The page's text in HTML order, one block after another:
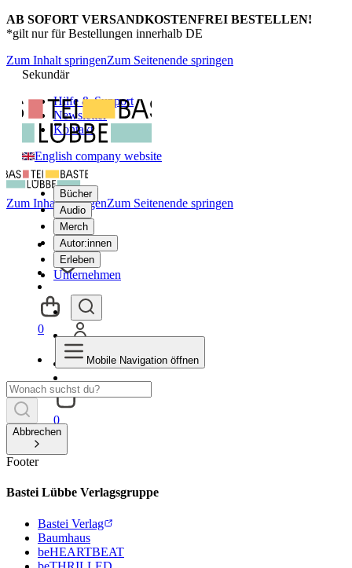
AB SOFORT VERSANDKOSTENFREI BESTELLEN!
*gilt nur für Bestellungen innerhalb DE
Zum Inhalt springenZum Seitenende springen
Sekundär
Hilfe & Support
Newsletter
Kontakt
English company website
Bücher
Audio
Merch
Autor:innen
Erleben
Unternehmen
0
Zum Inhalt springenZum Seitenende springen
0
Mobile Navigation öffnen
Abbrechen
Footer
Bastei Lübbe Verlagsgruppe
Bastei Verlag
Baumhaus
beHEARTBEAT